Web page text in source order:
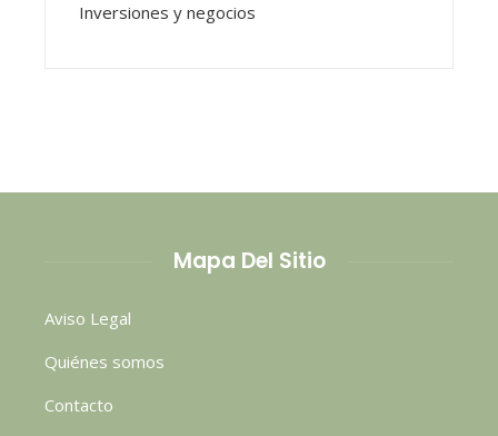
Inversiones y negocios
Mapa Del Sitio
Aviso Legal
Quiénes somos
Contacto